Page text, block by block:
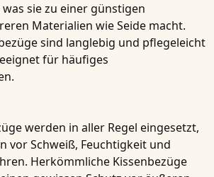
sie zu einer günstigen
Materialien wie Seide macht.
sind langlebig und pflegeleicht
für häufiges
werden in aller Regel eingesetzt,
vor Schweiß, Feuchtigkeit und
Herkömmliche Kissenbezüge